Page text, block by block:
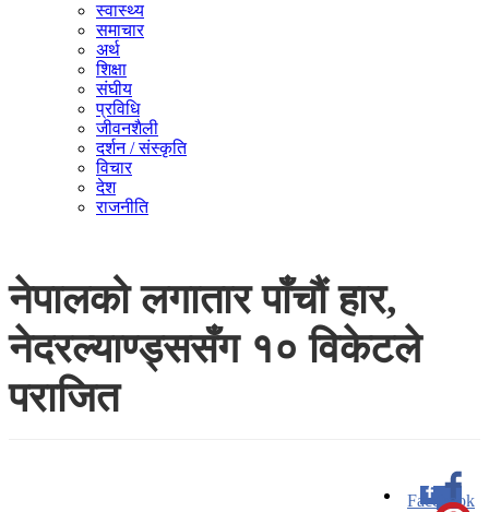
स्वास्थ्य
समाचार
अर्थ
शिक्षा
संघीय
प्रविधि
जीवनशैली
दर्शन / संस्कृति
विचार
देश
राजनीति
नेपालको लगातार पाँचौं हार,
नेदरल्याण्ड्ससँग १० विकेटले
पराजित
Facebook
0